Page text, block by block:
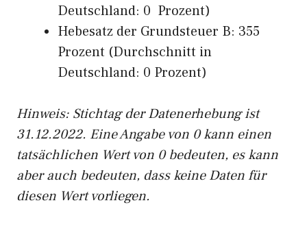
Deutschland: 0 Prozent)
Hebesatz der Grundsteuer B: 355
Prozent (Durchschnitt in
Deutschland: 0 Prozent)
Hinweis: Stichtag der Datenerhebung ist
31.12.2022. Eine Angabe von 0 kann einen
tatsächlichen Wert von 0 bedeuten, es kann
aber auch bedeuten, dass keine Daten für
diesen Wert vorliegen.